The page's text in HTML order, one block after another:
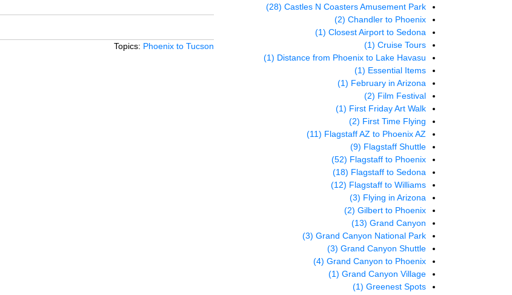
Topics: Phoenix to Tucson
Castles N Coasters Amusement Park
(28)
Chandler to Phoenix
(2)
Closest Airport to Sedona
(1)
Cruise Tours
(1)
Distance from Phoenix to Lake Havasu
(1)
Essential Items
(1)
February in Arizona
(1)
Film Festival
(2)
First Friday Art Walk
(1)
First Time Flying
(2)
Flagstaff AZ to Phoenix AZ
(11)
Flagstaff Shuttle
(9)
Flagstaff to Phoenix
(52)
Flagstaff to Sedona
(18)
Flagstaff to Williams
(12)
Flying in Arizona
(3)
Gilbert to Phoenix
(2)
Grand Canyon
(13)
Grand Canyon National Park
(3)
Grand Canyon Shuttle
(3)
Grand Canyon to Phoenix
(4)
Grand Canyon Village
(1)
Greenest Spots
(1)